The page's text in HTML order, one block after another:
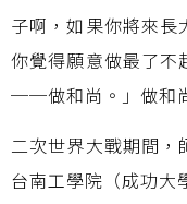
子啊，如果你將來長
你覺得願意做最了不
──做和尚。」做和
二次世界大戰期間
台南工學院（成功大